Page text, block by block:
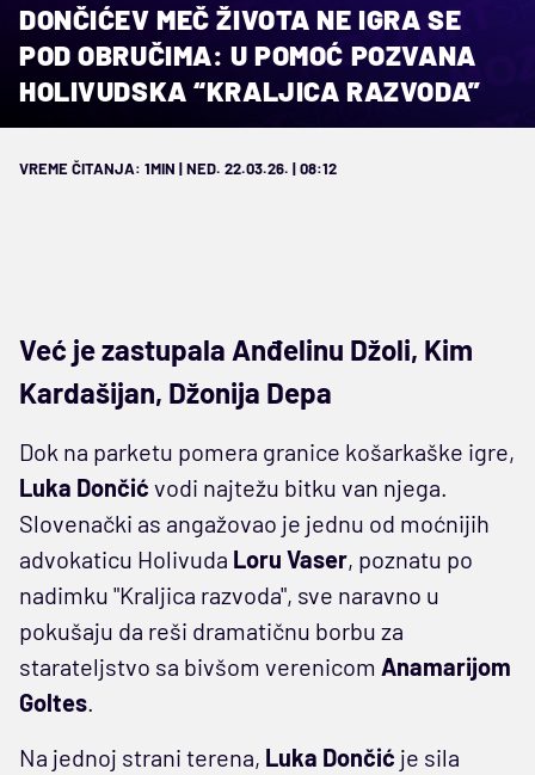
DONČIĆEV MEČ ŽIVOTA NE IGRA SE
POD OBRUČIMA: U POMOĆ POZVANA
HOLIVUDSKA “KRALJICA RAZVODA”
VREME ČITANJA: 1MIN | NED. 22.03.26. | 08:12
Već je zastupala Anđelinu Džoli, Kim
Kardašijan, Džonija Depa
Dok na parketu pomera granice košarkaške igre,
Luka Dončić vodi najtežu bitku van njega.
Slovenački as angažovao je jednu od moćnijih
advokaticu Holivuda Loru Vaser, poznatu po
nadimku "Kraljica razvoda", sve naravno u
pokušaju da reši dramatičnu borbu za
starateljstvo sa bivšom verenicom Anamarijom
Goltes.
Na jednoj strani terena, Luka Dončić je sila